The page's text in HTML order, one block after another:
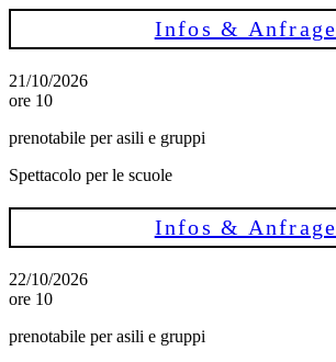
Infos & Anfrage
21/10/2026
ore 10
prenotabile per asili e gruppi
Spettacolo per le scuole
Infos & Anfrage
22/10/2026
ore 10
prenotabile per asili e gruppi